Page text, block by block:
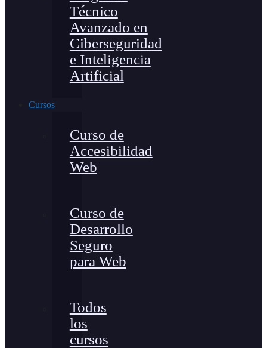
Técnico
Avanzado en
Ciberseguridad
e Inteligencia
Artificial
Cursos
Curso de
Accesibilidad
Web
Curso de
Desarrollo
Seguro
para Web
Todos
los
cursos